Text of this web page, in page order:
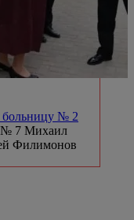
больницу № 2
№ 7 Михаил
Филимонов